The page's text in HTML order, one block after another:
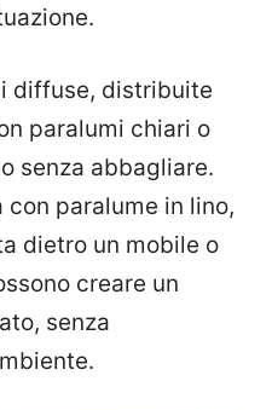
diffuse, distribuite
paralumi chiari o
senza abbagliare.
paralume in lino,
dietro un mobile o
creare un
senza